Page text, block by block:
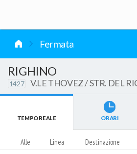
Fermata
RIGHINO
1427 V.LE THOVEZ / STR. DEL
TEMPO REALE ORARI
Alle Linea Destinazione